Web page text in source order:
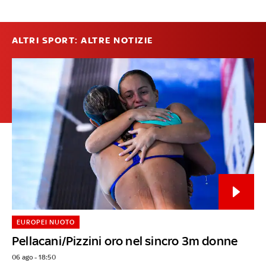
ALTRI SPORT: ALTRE NOTIZIE
Pellacani/Pizzini oro nel sincro 3m donne
EUROPEI NUOTO
06 ago - 18:50